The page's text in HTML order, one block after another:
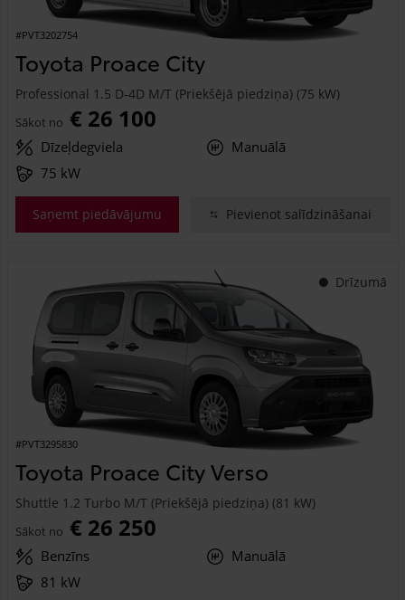
#PVT3202754
Toyota Proace City
Professional 1.5 D-4D M/T (Priekšējā piedziņa) (75 kW)
Sākot no € 26 100
Dīzeļdegviela
Manuālā
75 kW
Saņemt piedāvājumu Pievienot salīdzināšanai
Drīzumā
#PVT3295830
Toyota Proace City Verso
Shuttle 1.2 Turbo M/T (Priekšējā piedziņa) (81 kW)
Sākot no € 26 250
Benzīns
Manuālā
81 kW